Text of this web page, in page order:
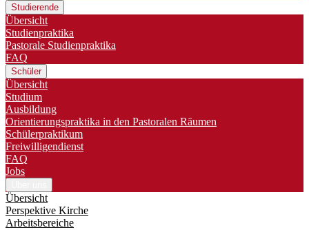
Studierende
Übersicht
Studienpraktika
Pastorale Studienpraktika
FAQ
Schüler
Übersicht
Studium
Ausbildung
Orientierungspraktika in den Pastoralen Räumen
Schülerpraktikum
Freiwilligendienst
FAQ
Jobs
Übersicht
Perspektive Kirche
Arbeitsbereiche